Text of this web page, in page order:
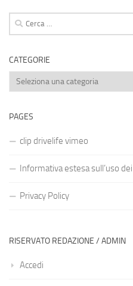
Ricerca
per:
CATEGORIE
Categorie
PAGES
clip drivelife vimeo
Informativa estesa sull’uso
Privacy Policy
RISERVATO REDAZIONE / ADMIN
Accedi